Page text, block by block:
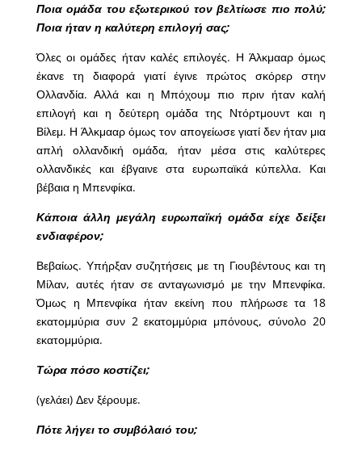
Ποια ομάδα του εξωτερικού τον βελτίωσε πιο πολύ;
Ποια ήταν η καλύτερη επιλογή σας;
Όλες οι ομάδες ήταν καλές επιλογές. Η Άλκμααρ όμως
έκανε τη διαφορά γιατί έγινε πρώτος σκόρερ στην
Ολλανδία. Αλλά και η Μπόχουμ πιο πριν ήταν καλή
επιλογή και η δεύτερη ομάδα της Ντόρτμουντ και η
Βίλεμ. Η Άλκμααρ όμως τον απογείωσε γιατί δεν ήταν μια
απλή ολλανδική ομάδα, ήταν μέσα στις καλύτερες
ολλανδικές και έβγαινε στα ευρωπαϊκά κύπελλα. Και
βέβαια η Μπενφίκα.
Κάποια άλλη μεγάλη ευρωπαϊκή ομάδα είχε δείξει
ενδιαφέρον;
Βεβαίως. Υπήρξαν συζητήσεις με τη Γιουβέντους και τη
Μίλαν, αυτές ήταν σε ανταγωνισμό με την Μπενφίκα.
Όμως η Μπενφίκα ήταν εκείνη που πλήρωσε τα 18
εκατομμύρια συν 2 εκατομμύρια μπόνους, σύνολο 20
εκατομμύρια.
Τώρα πόσο κοστίζει;
(γελάει) Δεν ξέρουμε.
Πότε λήγει το συμβόλαιό του;